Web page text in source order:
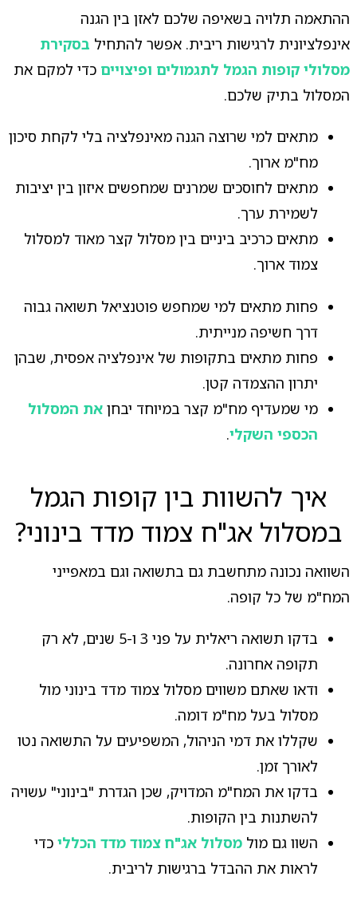
ההתאמה תלויה בשאיפה שלכם לאזן בין הגנה
אינפלציונית לרגישות ריבית. אפשר להתחיל בסקירת
מסלולי קופות הגמל לתגמולים ופיצויים כדי למקם את
המסלול בתיק שלכם.
מתאים למי שרוצה הגנה מאינפלציה בלי לקחת סיכון
מח"מ ארוך.
מתאים לחוסכים שמרנים שמחפשים איזון בין יציבות
לשמירת ערך.
מתאים כרכיב ביניים בין מסלול קצר מאוד למסלול
צמוד ארוך.
פחות מתאים למי שמחפש פוטנציאל תשואה גבוה
דרך חשיפה מנייתית.
פחות מתאים בתקופות של אינפלציה אפסית, שבהן
יתרון ההצמדה קטן.
מי שמעדיף מח"מ קצר במיוחד יבחן את המסלול
הכספי השקלי.
איך להשוות בין קופות הגמל
במסלול אג"ח צמוד מדד בינוני?
השוואה נכונה מתחשבת גם בתשואה וגם במאפייני
המח"מ של כל קופה.
בדקו תשואה ריאלית על פני 3 ו-5 שנים, לא רק
תקופה אחרונה.
ודאו שאתם משווים מסלול צמוד מדד בינוני מול
מסלול בעל מח"מ דומה.
שקללו את דמי הניהול, המשפיעים על התשואה נטו
לאורך זמן.
בדקו את המח"מ המדויק, שכן הגדרת "בינוני" עשויה
להשתנות בין הקופות.
השוו גם מול מסלול אג"ח צמוד מדד הכלליכדי
לראות את ההבדל ברגישות לריבית.